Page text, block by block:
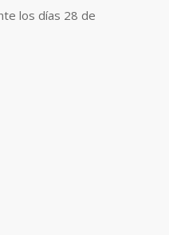
los días 28 de